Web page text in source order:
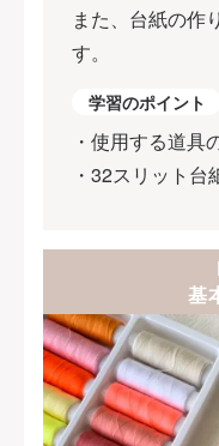
また、台紙の作
す。
学習のポイント
・使用する道具
・32スリット台
基